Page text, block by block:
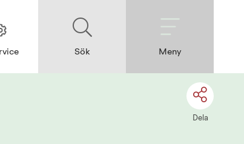
Sök Meny
Dela